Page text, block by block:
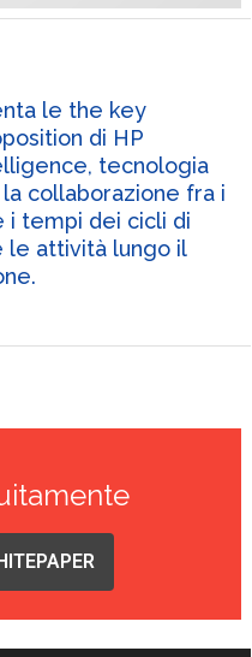
le the key
di HP
tecnologia
collaborazione fra i
i tempi dei cicli di
le attività lungo il